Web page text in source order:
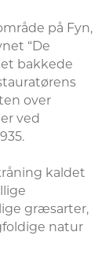
på Fyn,
“De
bakkede
over
ved
kaldet
græsarter,
natur